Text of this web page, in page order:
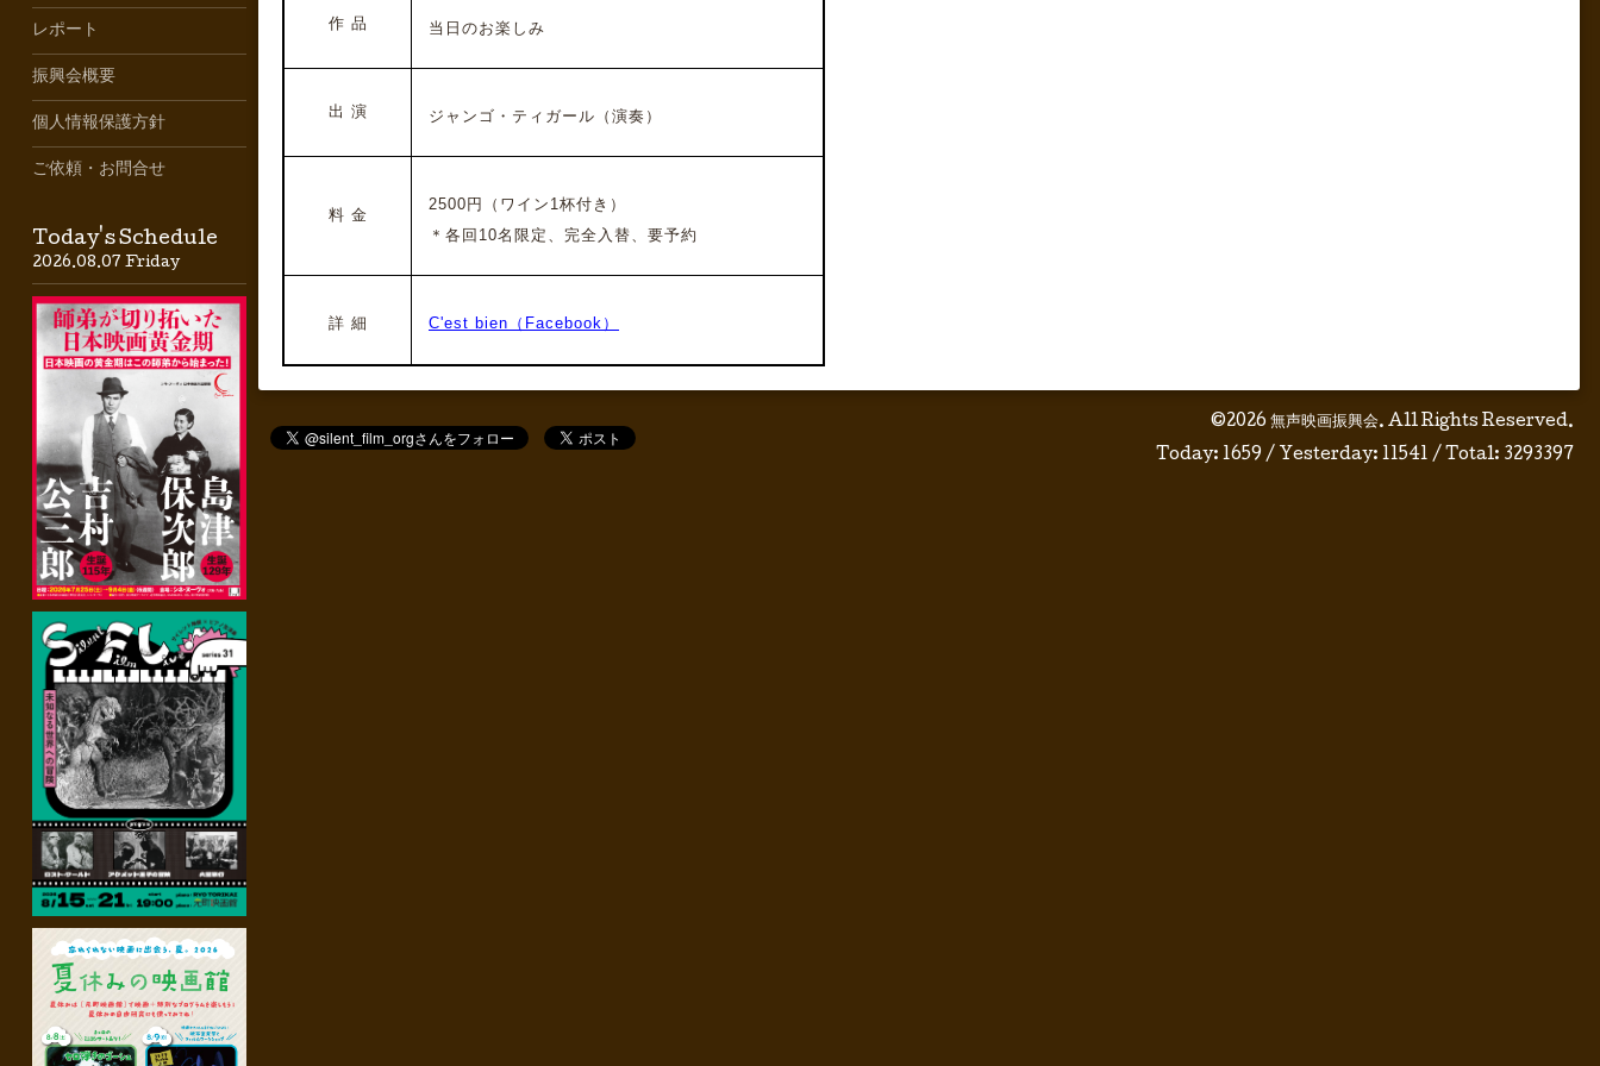
作 品 当日のお楽しみ
出 演 ジャンゴ・ティガール（演奏）
料 金
2500円（ワイン1杯付き）
＊各回10名限定、完全入替、要予約
詳 細 C'est bien（Facebook）
©2026 無声映画振興会. All Rights Reserved.
Today: 1659 / Yesterday: 11541 / Total: 3293397
レポート
振興会概要
個人情報保護方針
ご依頼・お問合せ
Today's Schedule
2026.08.07 Friday